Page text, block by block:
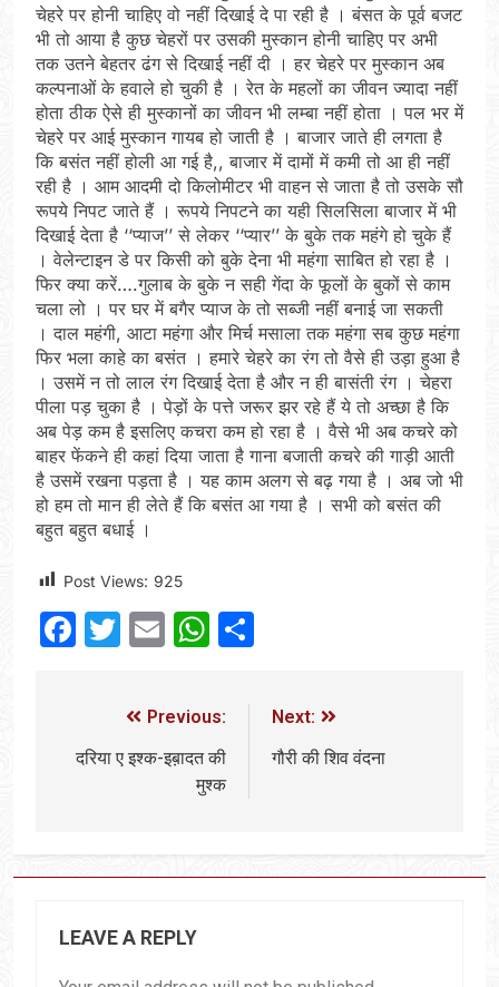
चेहरे पर होनी चाहिए वो नहीं दिखाई दे पा रही है । बंसत के पूर्व बजट
भी तो आया है कुछ चेहरों पर उसकी मुस्कान होनी चाहिए पर अभी
तक उतने बेहतर ढंग से दिखाई नहीं दी । हर चेहरे पर मुस्कान अब
कल्पनाओं के हवाले हो चुकी है । रेत के महलों का जीवन ज्यादा नहीं
होता ठीक ऐसे ही मुस्कानों का जीवन भी लम्बा नहीं होता । पल भर में
चेहरे पर आई मुस्कान गायब हो जाती है । बाजार जाते ही लगता है
कि बसंत नहीं होली आ गई है,, बाजार में दामों में कमी तो आ ही नहीं
रही है । आम आदमी दो किलोमीटर भी वाहन से जाता है तो उसके सौ
रूपये निपट जाते हैं । रूपये निपटने का यही सिलसिला बाजार में भी
दिखाई देता है ‘‘प्याज’’ से लेकर ‘‘प्यार’’ के बुके तक महंगे हो चुके हैं
। वेलेन्टाइन डे पर किसी को बुके देना भी महंगा साबित हो रहा है ।
फिर क्या करें….गुलाब के बुके न सही गेंदा के फूलों के बुकों से काम
चला लो । पर घर में बगैर प्याज के तो सब्जी नहीं बनाई जा सकती
। दाल महंगी, आटा महंगा और मिर्च मसाला तक महंगा सब कुछ महंगा
फिर भला काहे का बसंत । हमारे चेहरे का रंग तो वैसे ही उड़ा हुआ है
। उसमें न तो लाल रंग दिखाई देता है और न ही बासंती रंग । चेहरा
पीला पड़ चुका है । पेड़ों के पत्ते जरूर झर रहे हैं ये तो अच्छा है कि
अब पेड़ कम है इसलिए कचरा कम हो रहा है । वैसे भी अब कचरे को
बाहर फेंकने ही कहां दिया जाता है गाना बजाती कचरे की गाड़ी आती
है उसमें रखना पड़ता है । यह काम अलग से बढ़ गया है । अब जो भी
हो हम तो मान ही लेते हैं कि बसंत आ गया है । सभी को बसंत की
बहुत बहुत बधाई ।
Post Views: 925
Facebook
Twitter
EmailWhatsApp
Previous:
दरिया ए इश्क-इब़ादत की
मुश्क
Next:
गौरी की शिव वंदना
LEAVE A REPLY